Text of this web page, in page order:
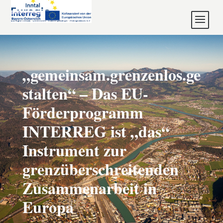
„gemeinsam.grenzenlos.ge
stalten“ – Das EU-
Förderprogramm
INTERREG ist „das“
Instrument zur
grenzüberschreitenden
Zusammenarbeit in
Europa